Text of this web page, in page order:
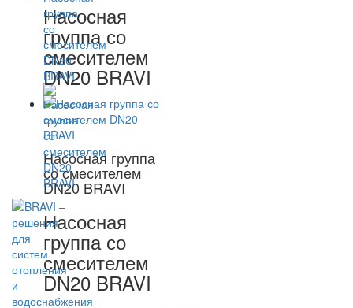
Насосная
группа со
смесителем
DN20 BRAVI
Насосная группа
со смесителем
DN20 BRAVI
Насосная
группа со
смесителем
DN20 BRAVI